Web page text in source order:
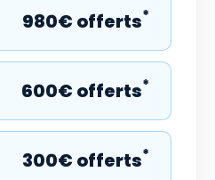
980€ offerts*
600€ offerts*
300€ offerts*